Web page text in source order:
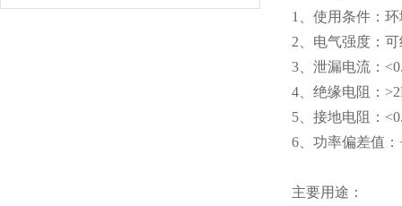
1、使用条件：
2、电气强度：
3、泄漏电流：
4、绝缘电阻：
5、接地电阻：
6、功率偏差值：
主要用途：